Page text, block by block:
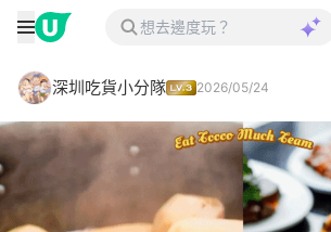
深圳吃貨小分隊 2026/05/24